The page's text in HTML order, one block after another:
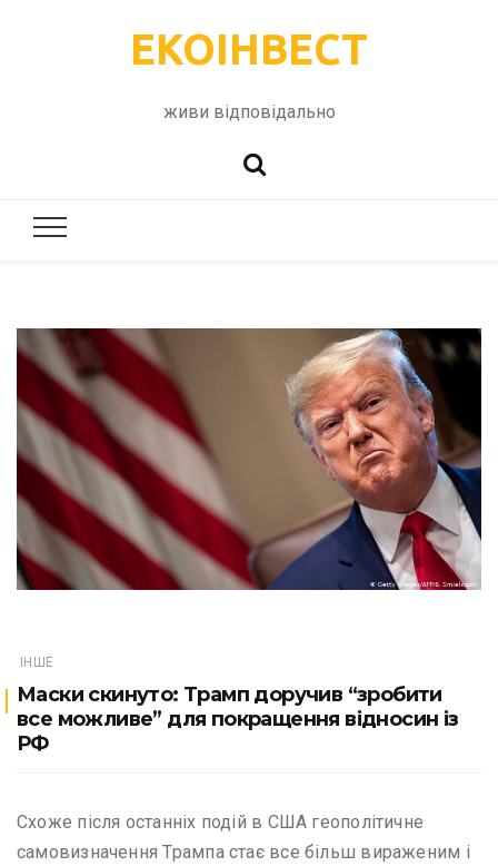
ЕКОІНВЕСТ
живи відповідально
ІНШЕ
Маски скинуто: Трамп доручив “зробити
все можливе” для покращення відносин із
РФ
Схоже після останніх подій в США геополітичне
самовизначення Трампа стає все більш вираженим і